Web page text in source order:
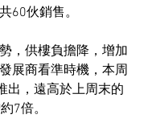
60伙銷售。
，供樓負擔降，增加
展商看準時機，本周
出，遠高於上周末的
7倍。